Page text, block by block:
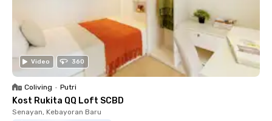
Video 360
Coliving • Putri
Kost Rukita QQ Loft SCBD
Senayan, Kebayoran Baru